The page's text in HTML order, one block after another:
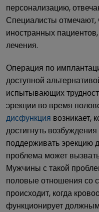
персонализацию,
Специалисты отмечают,
иностранных
лечения.
Операция по
доступной
испытывающих
эрекции во время
дисфункция возникает,
достигнуть
поддерживать эрекцию
проблема может
Мужчины с такой
половые отношения со
происходит, когда
функционирует